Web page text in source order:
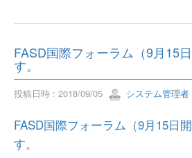
FASD国際フォーラム（9月15
す。
投稿日時 : 2018/09/05 システム管理者
FASD国際フォーラム（9月15日
す。